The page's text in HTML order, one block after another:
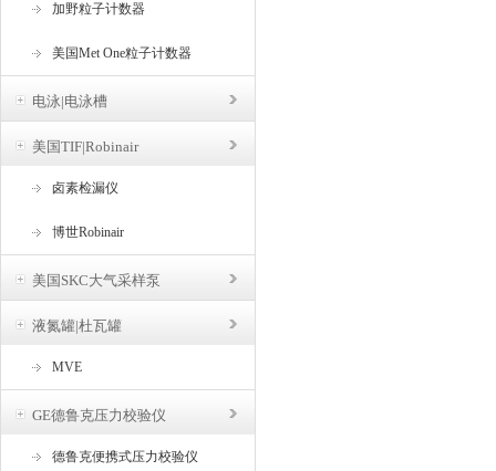
加野粒子计数器
美国Met One粒子计数器
电泳|电泳槽
美国TIF|Robinair
卤素检漏仪
博世Robinair
美国SKC大气采样泵
液氮罐|杜瓦罐
MVE
GE德鲁克压力校验仪
德鲁克便携式压力校验仪